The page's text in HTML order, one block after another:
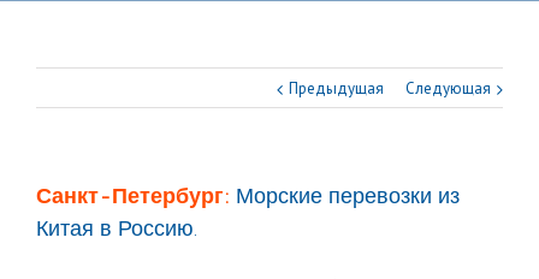
Предыдущая Следующая
Санкт-Петербург: Морские перевозки из
Китая в Россию.